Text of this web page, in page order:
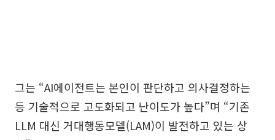
그는 “AI에이전트는 본인이 판단하고 의사결정하는
등 기술적으로 고도화되고 난이도가 높다”며 “기존
LLM 대신 거대행동모델(LAM)이 발전하고 있는 상